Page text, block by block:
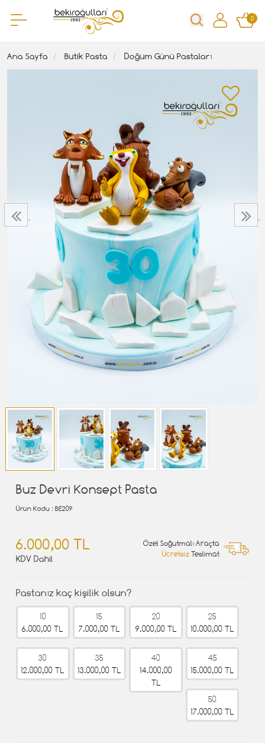
0
Ana Sayfa Butik Pasta Doğum Günü Pastaları
‹ ›
Buz Devri Konsept Pasta
Ürün Kodu : BE209
6.000,00 TL
KDV Dahil
Özel Soğutmalı Araçta
Ücretsiz Teslimat
Pastanız kaç kişilik olsun?
10
6.000,00 TL
15
7.000,00 TL
20
9.000,00 TL
25
10.000,00 TL
30
12.000,00 TL
35
13.000,00 TL
40
14.000,00
TL
45
15.000,00 TL
50
17.000,00 TL